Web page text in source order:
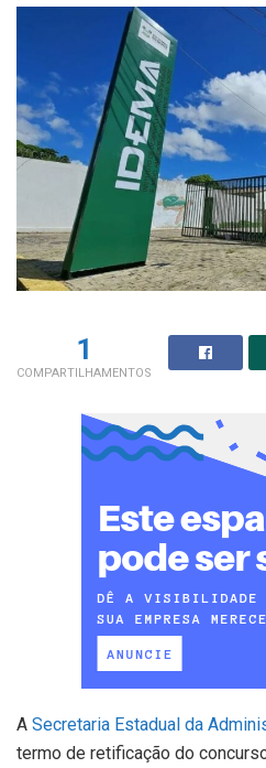
1
COMPARTILHAMENTOS
A Secretaria Estadual da
termo de retificação do